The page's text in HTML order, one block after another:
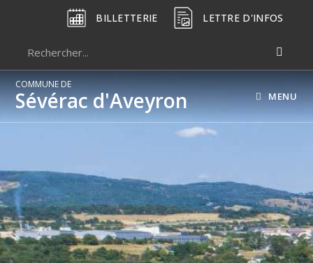
BILLETTERIE LETTRE D'INFOS
COMMUNE DE
Sévérac d'Aveyron MENU